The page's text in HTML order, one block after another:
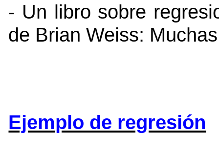
- Un libro sobre
de Brian Weiss:
Ejemplo de regresión